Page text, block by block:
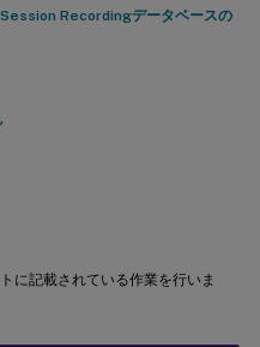
Recordingデータベースの
に記載されている作業を行いま
する